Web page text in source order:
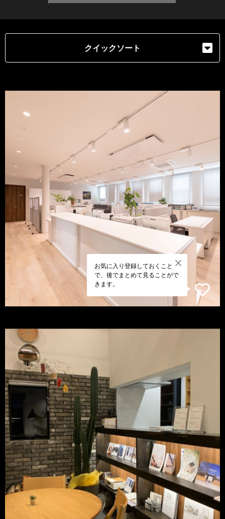
クイックソート
お気に入り登録しておくこと
で、後でまとめて見ることがで
きます。